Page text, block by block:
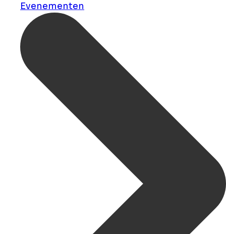
Evenementen